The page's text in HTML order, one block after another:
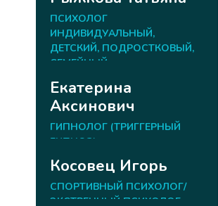
ПСИХОЛОГ
ИНДИВИДУАЛЬНЫЙ,
ДЕТСКИЙ, ПОДРОСТКОВЫЙ,
СЕМЕЙНЫЙ
Екатерина
Аксинович
ГИПНОЛОГ (ТРИГГЕРНЫЙ
ГИПНОЗ)
Косовец Игорь
СПОРТИВНЫЙ ПСИХОЛОГ/
ЭКСТРЕННЫЙ ПСИХОЛОГ